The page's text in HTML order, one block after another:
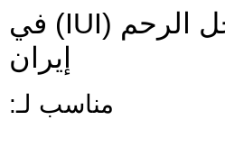
التلقيح داخل الرحم (IUI) في
إيران
مناسب لـ: